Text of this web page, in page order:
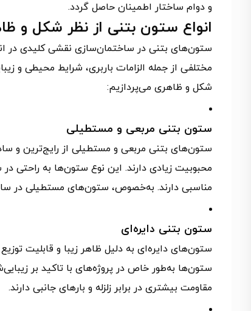
و دوام ساختار اطمینان حاصل گردد.
انواع ستون بتنی از نظر شکل و
ستون‌های بتنی در ساختمان‌سازی نقشی کلیدی در
مختلفی از جمله الزامات باربری، شرایط محیطی و
شکل و ظاهری می‌پردازیم:
ستون بتنی مربعی و مستطیلی
ستون‌های بتنی مربعی و مستطیلی از رایج‌ترین و
محبوبیت زیادی دارند. این نوع ستون‌ها به راحتی
مناسبی دارند. به‌خصوص، ستون‌های مستطیلی در
ستون بتنی دایره‌ای
ستون‌های دایره‌ای به دلیل ظاهر زیبا و قابلیت
ستون‌ها به‌طور خاص در پروژه‌های با تاکید بر
مقاومت بیشتری در برابر زلزله و بارهای جانبی دارند.